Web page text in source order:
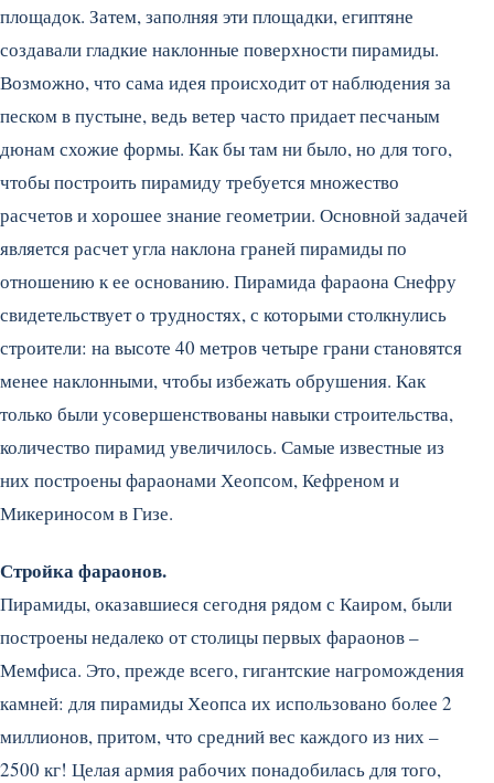
площадок. Затем, заполняя эти площадки, египтяне
создавали гладкие наклонные поверхности пирамиды.
Возможно, что сама идея происходит от наблюдения за
песком в пустыне, ведь ветер часто придает песчаным
дюнам схожие формы. Как бы там ни было, но для того,
чтобы построить пирамиду требуется множество
расчетов и хорошее знание геометрии. Основной задачей
является расчет угла наклона граней пирамиды по
отношению к ее основанию. Пирамида фараона Снефру
свидетельствует о трудностях, с которыми столкнулись
строители: на высоте 40 метров четыре грани становятся
менее наклонными, чтобы избежать обрушения. Как
только были усовершенствованы навыки строительства,
количество пирамид увеличилось. Самые известные из
них построены фараонами Хеопсом, Кефреном и
Микериносом в Гизе.
Стройка фараонов.
Пирамиды, оказавшиеся сегодня рядом с Каиром, были
построены недалеко от столицы первых фараонов –
Мемфиса. Это, прежде всего, гигантские нагромождения
камней: для пирамиды Хеопса их использовано более 2
миллионов, притом, что средний вес каждого из них –
2500 кг! Целая армия рабочих понадобилась для того,